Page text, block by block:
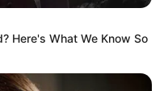
Here's What We Know So